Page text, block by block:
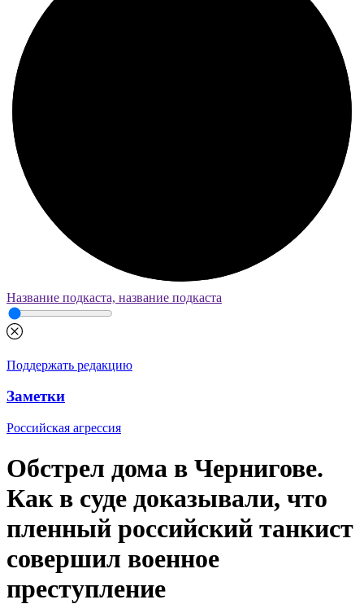
Название подкаста, название подкаста
Поддержать редакцию
Заметки
Российская агрессия
Обстрел дома в Чернигове.
Как в суде доказывали, что
пленный российский танкист
совершил военное
преступление